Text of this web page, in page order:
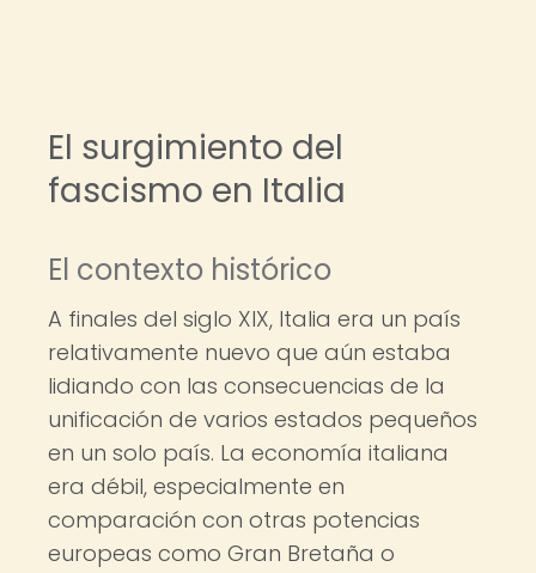
El surgimiento del
fascismo en Italia
El contexto histórico
A finales del siglo XIX, Italia era un país
relativamente nuevo que aún estaba
lidiando con las consecuencias de la
unificación de varios estados pequeños
en un solo país. La economía italiana
era débil, especialmente en
comparación con otras potencias
europeas como Gran Bretaña o